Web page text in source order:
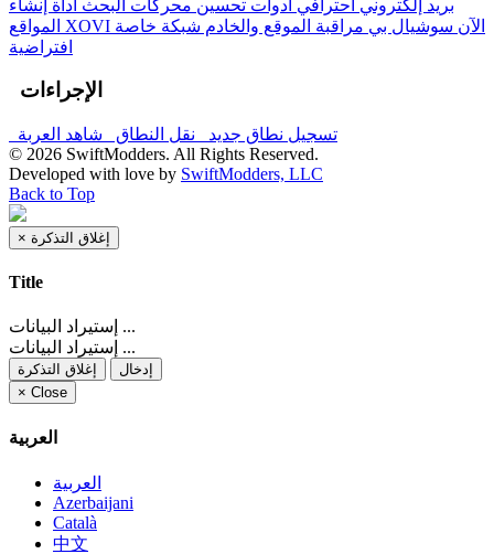
بريد إلكتروني احترافي أدوات تحسين محركات البحث أداة إنشاء
XOVI الآن سوشيال بي مراقبة الموقع والخادم شبكة خاصة
افتراضية
الإجراءات
تسجيل نطاق جديد نقل النطاق
شاهد العربة
© 2026 SwiftModders. All Rights Reserved.
Developed with love by SwiftModders, LLC
Back to Top
× إغلاق التذكرة
Title
إستيراد البيانات ...
إستيراد البيانات ...
إغلاق التذكرة
إدخال
× Close
العربية
العربية
Azerbaijani
Català
中文